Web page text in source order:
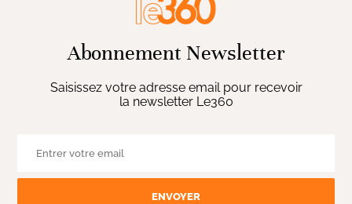
Abonnement Newsletter
Saisissez votre adresse email pour recevoir
la newsletter Le360
ENVOYER